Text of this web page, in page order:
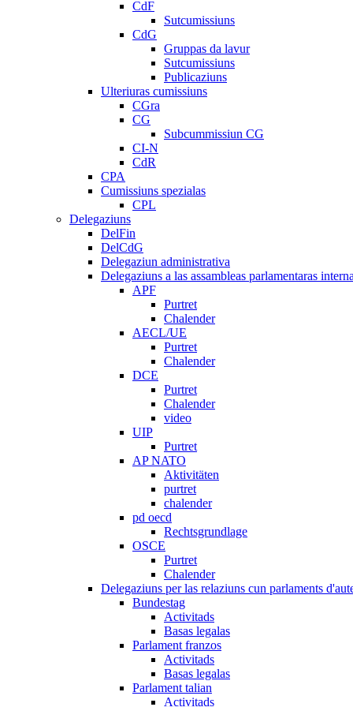
CdF
Sutcumissiuns
CdG
Gruppas da lavur
Sutcumissiuns
Publicaziuns
Ulteriuras cumissiuns
CGra
CG
Subcummissiun CG
CI-N
CdR
CPA
Cumissiuns spezialas
CPL
Delegaziuns
DelFin
DelCdG
Delegaziun administrativa
Delegaziuns a las assambleas parlamentaras
APF
Purtret
Chalender
AECL/UE
Purtret
Chalender
DCE
Purtret
Chalender
video
UIP
Purtret
AP NATO
Aktivitäten
purtret
chalender
pd oecd
Rechtsgrundlage
OSCE
Purtret
Chalender
Delegaziuns per las relaziuns cun parlaments
Bundestag
Activitads
Basas legalas
Parlament franzos
Activitads
Basas legalas
Parlament talian
Activitads